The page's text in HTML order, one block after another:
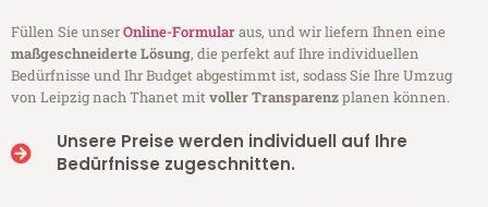
Füllen Sie unserOnline-Formularaus, und wir liefern Ihnen eine
maßgeschneiderte Lösung, die perfekt auf Ihre individuellen
Bedürfnisse und Ihr Budget abgestimmt ist, sodass Sie Ihre Umzug
von Leipzig nach Thanet mitvoller Transparenzplanen können.
Unsere Preise werden individuell auf Ihre
Bedürfnisse zugeschnitten.